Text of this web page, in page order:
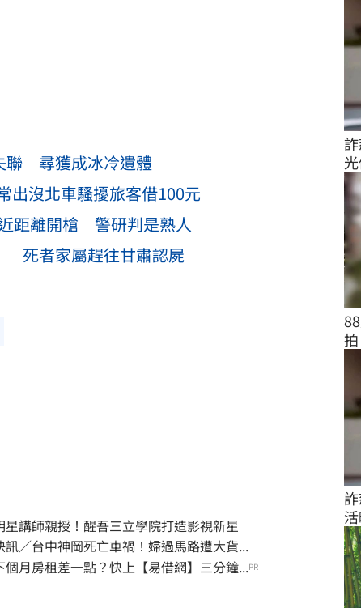
聯 尋獲成冰冷遺體
沒北車騷擾旅客借100元
距離開槍 警研判是熟人
死者家屬趕往甘肅認屍
星講師親授！醒吾三立學院打造影視新星
訊／台中神岡死亡車禍！婦過馬路遭大貨...
個月房租差一點？快上【易借網】三分鐘...PR
拍